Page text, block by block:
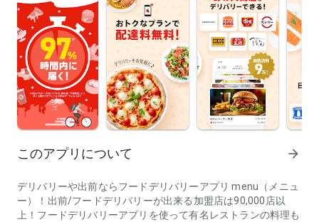
このアプリについて arrow_forward
デリバリーや出前ならフードデリバリーアプリ menu（メニュ
ー）！出前/フードデリバリーが出来る加盟店は90,000店以
上！フードデリバリーアプリを使って有名レストランの料理も